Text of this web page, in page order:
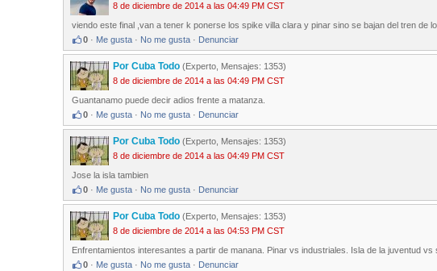
8 de diciembre de 2014 a las 04:49 PM CST
viendo este final ,van a tener k ponerse los spike villa clara y pinar sino se bajan del tren de
0 · Me gusta · No me gusta · Denunciar
Por Cuba Todo (Experto, Mensajes: 1353)
8 de diciembre de 2014 a las 04:49 PM CST
Guantanamo puede decir adios frente a matanza.
0 · Me gusta · No me gusta · Denunciar
Por Cuba Todo (Experto, Mensajes: 1353)
8 de diciembre de 2014 a las 04:49 PM CST
Jose la isla tambien
0 · Me gusta · No me gusta · Denunciar
Por Cuba Todo (Experto, Mensajes: 1353)
8 de diciembre de 2014 a las 04:53 PM CST
Enfrentamientos interesantes a partir de manana. Pinar vs industriales. Isla de la juventud vs
0 · Me gusta · No me gusta · Denunciar